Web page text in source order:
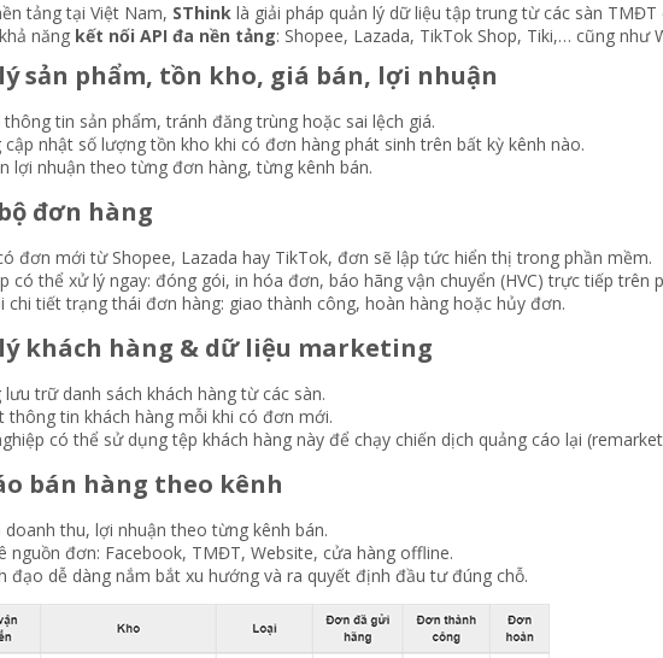
tảng tại Việt Nam, SThink là giải pháp quản lý dữ liệu tập trung từ các sàn
năng kết nối API đa nền tảng: Shopee, Lazada, TikTok Shop, Tiki,… cũng như
sản phẩm, tồn kho, giá bán, lợi nhuận​
tin sản phẩm, tránh đăng trùng hoặc sai lệch giá.
cập nhật số lượng tồn kho khi có đơn hàng phát sinh trên bất kỳ kênh nào.
lợi nhuận theo từng đơn hàng, từng kênh bán.
đơn hàng​
đơn mới từ Shopee, Lazada hay TikTok, đơn sẽ lập tức hiển thị trong phần mềm.
có thể xử lý ngay: đóng gói, in hóa đơn, báo hãng vận chuyển (HVC) trực tiếp trên
chi tiết trạng thái đơn hàng: giao thành công, hoàn hàng hoặc hủy đơn.
lý khách hàng & dữ liệu marketing​
lưu trữ danh sách khách hàng từ các sàn.
thông tin khách hàng mỗi khi có đơn mới.
có thể sử dụng tệp khách hàng này để chạy chiến dịch quảng cáo lại
bán hàng theo kênh​
doanh thu, lợi nhuận theo từng kênh bán.
nguồn đơn: Facebook, TMĐT, Website, cửa hàng offline.
đạo dễ dàng nắm bắt xu hướng và ra quyết định đầu tư đúng chỗ.